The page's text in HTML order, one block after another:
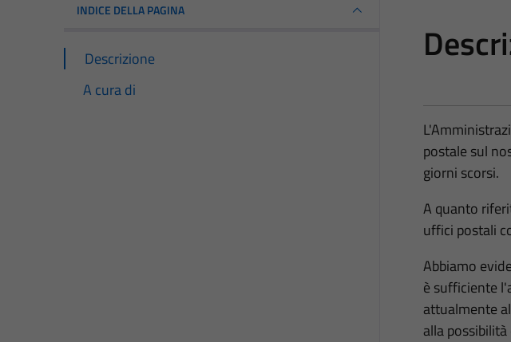
INDICE DELLA PAGINA
Descrizione
A cura di
postale sul
giorni scorsi.
A quanto
uffici postali
Abbiamo
è sufficiente
attualmente
alla